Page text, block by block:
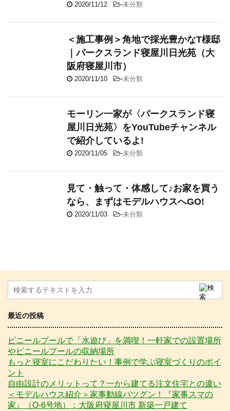
2020/11/12 -未分類
＜施工事例＞角地で採光豊かなT様邸
｜パークスランド寝屋川日光苑（大
阪府寝屋川市）
2020/11/10 -未分類
モーリン一家が〈パークスランド寝
屋川日光苑〉をYouTubeチャンネル
で紹介しているよ!
2020/11/05 -未分類
見て・触って・体感して♪お家を買う
なら、まずはモデルハウスへGO!
2020/11/03 -未分類
最近の投稿
ビニールプールで「水遊び」を満喫！一軒家での設置場所
やビニールプールの収納場所
もっと寝室にこだわりたい！事例で学ぶ寝室づくりのポイ
ント
自由設計のメリットって？一から建てる注文住宅との違い
＜モデルハウス紹介＞家事動線バツグン！『家事スマの
家』（O-6号地）：大阪府寝屋川市 新築一戸建て